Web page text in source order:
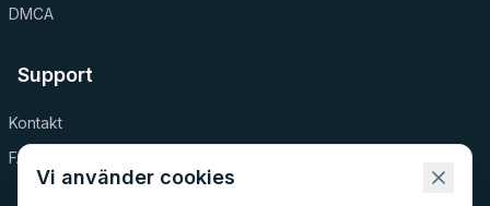
DMCA
Support
Kontakt
FAQ
Vi använder cookies